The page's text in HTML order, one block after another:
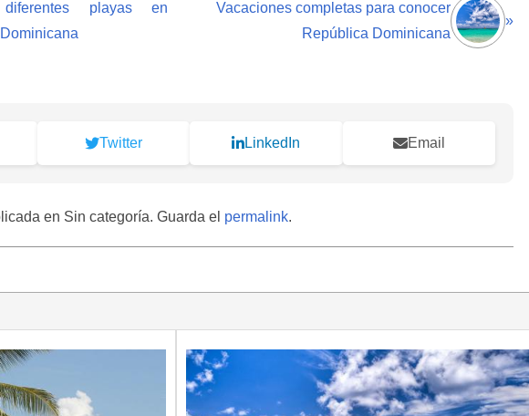
playas en
Vacaciones completas para conocer
República Dominicana
»
Twitter LinkedIn Email
en Sin categoría. Guarda el permalink.